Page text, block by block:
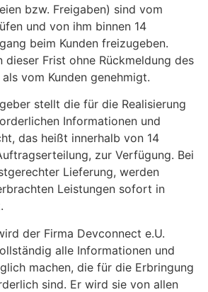
bzw. Freigaben) sind vom
und von ihm binnen 14
beim Kunden freizugeben.
dieser Frist ohne Rückmeldung des
vom Kunden genehmigt.
stellt die für die Realisierung
Informationen und
das heißt innerhalb von 14
zur Verfügung. Bei
Lieferung, werden
Leistungen sofort in
der Firma Devconnect e.U.
alle Informationen und
machen, die für die Erbringung
sind. Er wird sie von allen